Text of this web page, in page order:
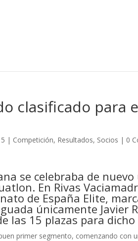
clasificado para
| Competición, Resultados, Socios | 0
se celebraba de
En Rivas
de España Elite,
únicamente Javier
las 15 plazas para
primer segmento, comenzando